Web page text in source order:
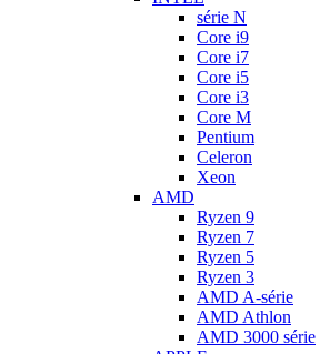
série N
Core i9
Core i7
Core i5
Core i3
Core M
Pentium
Celeron
Xeon
AMD
Ryzen 9
Ryzen 7
Ryzen 5
Ryzen 3
AMD A-série
AMD Athlon
AMD 3000 série